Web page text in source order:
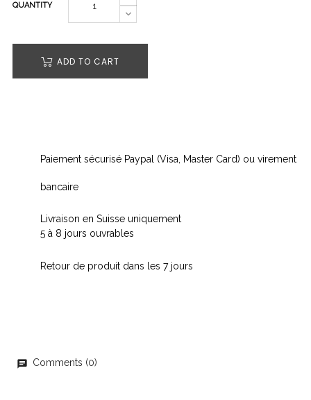
QUANTITY
ADD TO CART
Paiement sécurisé Paypal (Visa, Master Card) ou virement
bancaire
Livraison en Suisse uniquement
5 à 8 jours ouvrables
Retour de produit dans les 7 jours
chat Comments (0)